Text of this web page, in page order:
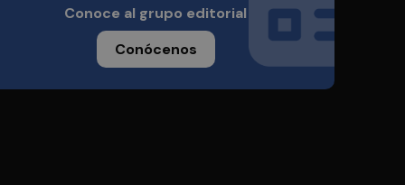
Conoce al grupo editorial
Conócenos